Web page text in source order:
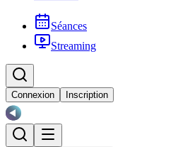
Séances
Streaming
Connexion Inscription